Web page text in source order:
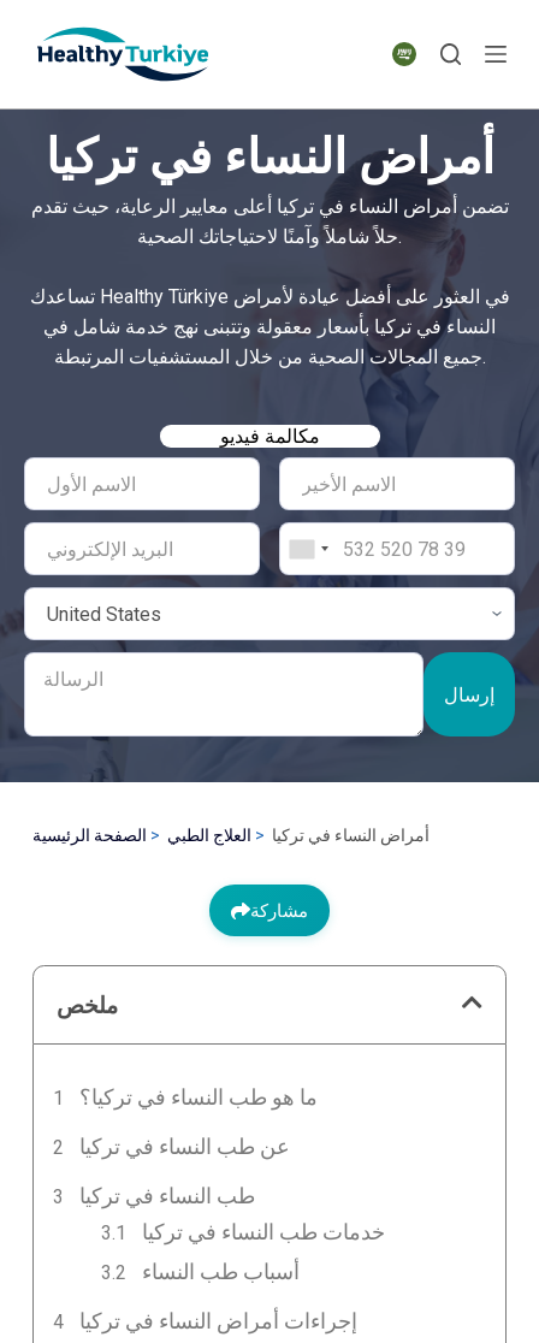
p
c
أمراض النساء في تركيا
تضمن أمراض النساء في تركيا أعلى معايير الرعاية، حيث تقدم
حلاً شاملاً وآمنًا لاحتياجاتك الصحية.
تساعدك Healthy Türkiye في العثور على أفضل عيادة لأمراض
النساء في تركيا بأسعار معقولة وتتبنى نهج خدمة شامل في
جميع المجالات الصحية من خلال المستشفيات المرتبطة.
مكالمة فيديو
إرسال
الصفحة الرئيسية العلاج الطبي أمراض النساء في تركيا
مشاركة
ملخص
ما هو طب النساء في تركيا؟
عن طب النساء في تركيا
طب النساء في تركيا
خدمات طب النساء في تركيا
أسباب طب النساء
إجراءات أمراض النساء في تركيا